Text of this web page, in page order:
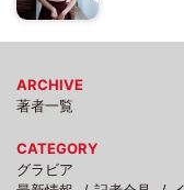
ARCHIVE
著者一覧
CATEGORY
グラビア